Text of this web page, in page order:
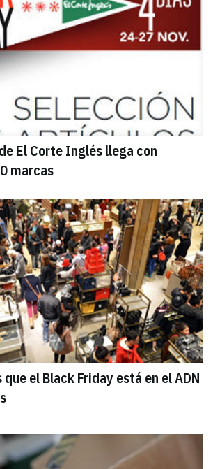
El Corte Inglés llega con
marcas
el Black Friday está en el ADN